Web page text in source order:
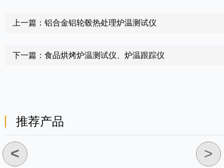
上一篇：铝合金铝轮毂热处理炉温测试仪
下一篇：食品烘烤炉温测试仪、炉温跟踪仪
推荐产品
< >